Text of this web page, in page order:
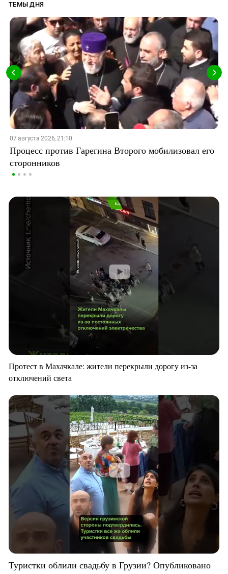
ТЕМЫ ДНЯ
07 августа 2026, 21:10
Процесс против Гарегина Второго мобилизовал его
сторонников
Протест в Махачкале: жители перекрыли дорогу из-за
отключений света
Туристки облили свадьбу в Грузии? Опубликовано